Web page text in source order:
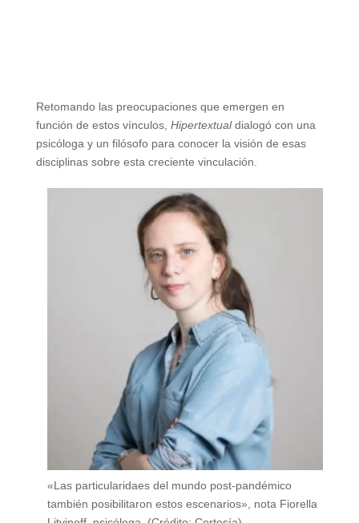
Retomando las preocupaciones que emergen en
función de estos vínculos, Hipertextualdialogó con una
psicóloga y un filósofo para conocer la visión de esas
disciplinas sobre esta creciente vinculación.
«Las particularidaes del mundo post-pandémico
también posibilitaron estos escenarios», nota Fiorella